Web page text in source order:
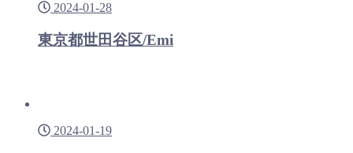
2024-01-28
東京都世田谷区/Emi
2024-01-19